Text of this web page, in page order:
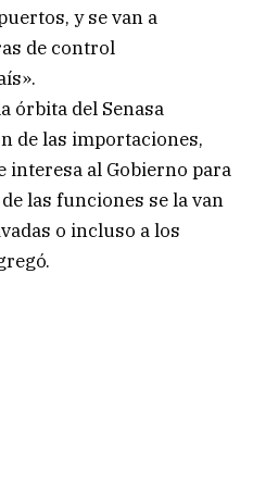
y se van a
de control
órbita del Senasa
de las importaciones,
interesa al Gobierno para
las funciones se la van
o incluso a los